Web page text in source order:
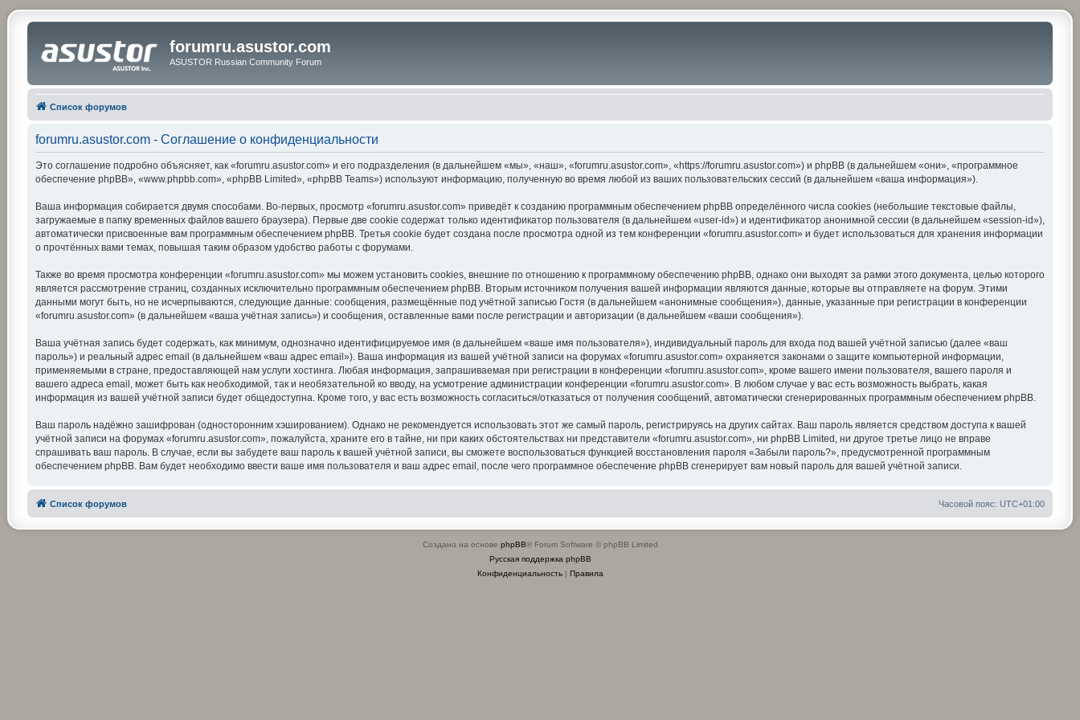
forumru.asustor.com
ASUSTOR Russian Community Forum
Список форумов
forumru.asustor.com - Соглашение о конфиденциальности
Это соглашение подробно объясняет, как «forumru.asustor.com» и его подразделения (в дальнейшем «мы», «наш», «forumru.asustor.com», «https://forumru.asustor.com») и phpBB (в дальнейшем «они», «программное
обеспечение phpBB», «www.phpbb.com», «phpBB Limited», «phpBB Teams») используют информацию, полученную во время любой из ваших пользовательских сессий (в дальнейшем «ваша информация»).
Ваша информация собирается двумя способами. Во-первых, просмотр «forumru.asustor.com» приведёт к созданию программным обеспечением phpBB определённого числа cookies (небольшие текстовые файлы,
загружаемые в папку временных файлов вашего браузера). Первые две cookie содержат только идентификатор пользователя (в дальнейшем «user-id») и идентификатор анонимной сессии (в дальнейшем «session-id»),
автоматически присвоенные вам программным обеспечением phpBB. Третья cookie будет создана после просмотра одной из тем конференции «forumru.asustor.com» и будет использоваться для хранения информации
о прочтённых вами темах, повышая таким образом удобство работы с форумами.
Также во время просмотра конференции «forumru.asustor.com» мы можем установить cookies, внешние по отношению к программному обеспечению phpBB, однако они выходят за рамки этого документа, целью которого
является рассмотрение страниц, созданных исключительно программным обеспечением phpBB. Вторым источником получения вашей информации являются данные, которые вы отправляете на форум. Этими
данными могут быть, но не исчерпываются, следующие данные: сообщения, размещённые под учётной записью Гостя (в дальнейшем «анонимные сообщения»), данные, указанные при регистрации в конференции
«forumru.asustor.com» (в дальнейшем «ваша учётная запись») и сообщения, оставленные вами после регистрации и авторизации (в дальнейшем «ваши сообщения»).
Ваша учётная запись будет содержать, как минимум, однозначно идентифицируемое имя (в дальнейшем «ваше имя пользователя»), индивидуальный пароль для входа под вашей учётной записью (далее «ваш
пароль») и реальный адрес email (в дальнейшем «ваш адрес email»). Ваша информация из вашей учётной записи на форумах «forumru.asustor.com» охраняется законами о защите компьютерной информации,
применяемыми в стране, предоставляющей нам услуги хостинга. Любая информация, запрашиваемая при регистрации в конференции «forumru.asustor.com», кроме вашего имени пользователя, вашего пароля и
вашего адреса email, может быть как необходимой, так и необязательной ко вводу, на усмотрение администрации конференции «forumru.asustor.com». В любом случае у вас есть возможность выбрать, какая
информация из вашей учётной записи будет общедоступна. Кроме того, у вас есть возможность согласиться/отказаться от получения сообщений, автоматически сгенерированных программным обеспечением phpBB.
Ваш пароль надёжно зашифрован (односторонним хэшированием). Однако не рекомендуется использовать этот же самый пароль, регистрируясь на других сайтах. Ваш пароль является средством доступа к вашей
учётной записи на форумах «forumru.asustor.com», пожалуйста, храните его в тайне, ни при каких обстоятельствах ни представители «forumru.asustor.com», ни phpBB Limited, ни другое третье лицо не вправе
спрашивать ваш пароль. В случае, если вы забудете ваш пароль к вашей учётной записи, вы сможете воспользоваться функцией восстановления пароля «Забыли пароль?», предусмотренной программным
обеспечением phpBB. Вам будет необходимо ввести ваше имя пользователя и ваш адрес email, после чего программное обеспечение phpBB сгенерирует вам новый пароль для вашей учётной записи.
Список форумов Часовой пояс: UTC+01:00
Создано на основе phpBB® Forum Software © phpBB Limited
Русская поддержка phpBB
Конфиденциальность| Правила